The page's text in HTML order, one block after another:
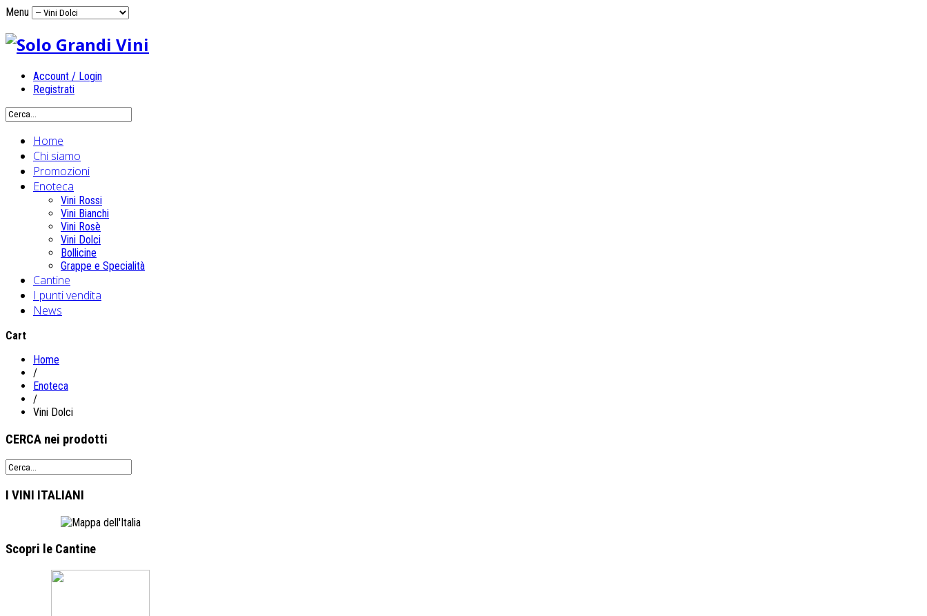
Menu
Account / Login
Registrati
Home
Chi siamo
Promozioni
Enoteca
Vini Rossi
Vini Bianchi
Vini Rosè
Vini Dolci
Bollicine
Grappe e Specialità
Cantine
I punti vendita
News
Cart
Home
/
Enoteca
/
Vini Dolci
CERCA nei prodotti
I VINI ITALIANI
Scopri le Cantine